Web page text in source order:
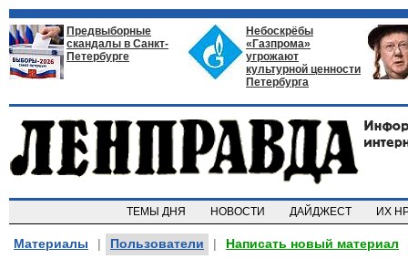
Предвыборные
скандалы в Санкт-
Петербурге
Небоскрёбы
«Газпрома»
угрожают
культурной ценности
Петербурга
ТЕМЫ ДНЯ НОВОСТИ ДАЙДЖЕСТ ИХ
Материалы | Пользователи | Написать новый материал